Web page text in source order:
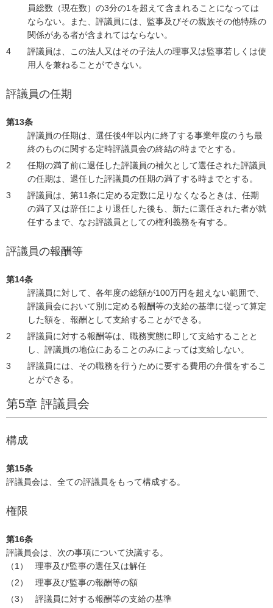
員総数（現在数）の3分の1を超えて含まれることになっては
ならない。また、評議員には、監事及びその親族その他特殊の
関係がある者が含まれてはならない。
評議員は、この法人又はその子法人の理事又は監事若しくは使
用人を兼ねることができない。
評議員の任期
第13条
評議員の任期は、選任後4年以内に終了する事業年度のうち最
終のものに関する定時評議員会の終結の時までとする。
任期の満了前に退任した評議員の補欠として選任された評議員
の任期は、退任した評議員の任期の満了する時までとする。
評議員は、第11条に定める定数に足りなくなるときは、任期
の満了又は辞任により退任した後も、新たに選任された者が就
任するまで、なお評議員としての権利義務を有する。
評議員の報酬等
第14条
評議員に対して、各年度の総額が100万円を超えない範囲で、
評議員会において別に定める報酬等の支給の基準に従って算定
した額を、報酬として支給することができる。
評議員に対する報酬等は、職務実態に即して支給することと
し、評議員の地位にあることのみによっては支給しない。
評議員には、その職務を行うために要する費用の弁償をするこ
とができる。
第5章 評議員会
構成
第15条
評議員会は、全ての評議員をもって構成する。
権限
第16条
評議員会は、次の事項について決議する。
理事及び監事の選任又は解任
理事及び監事の報酬等の額
評議員に対する報酬等の支給の基準